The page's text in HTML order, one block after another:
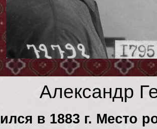
Александр
в 1883 г. Место